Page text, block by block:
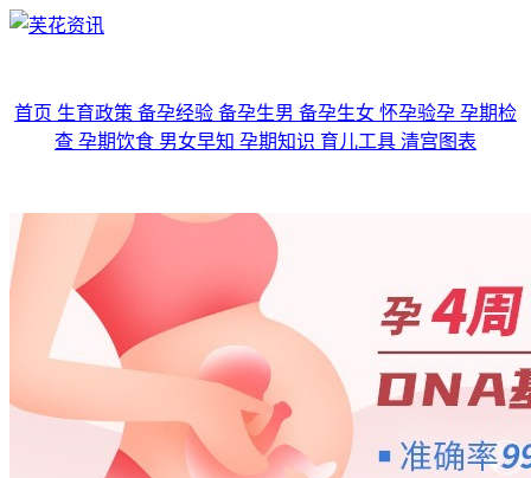
首页 生育政策 备孕经验 备孕生男 备孕生女 怀孕验孕 孕期检
查 孕期饮食 男女早知 孕期知识 育儿工具 清宫图表